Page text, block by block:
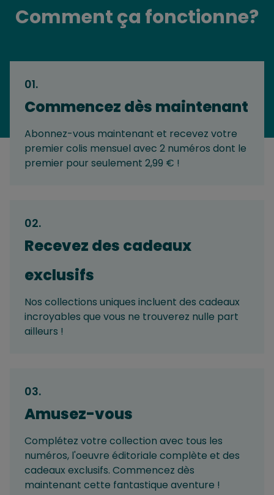
Comment ça fonctionne?
01.
Commencez dès maintenant
Abonnez-vous maintenant et recevez votre
premier colis mensuel avec 2 numéros dont le
premier pour seulement 2,99 € !
02.
Recevez des cadeaux
exclusifs
Nos collections uniques incluent des cadeaux
incroyables que vous ne trouverez nulle part
ailleurs !
03.
Amusez-vous
Complétez votre collection avec tous les
numéros, l'oeuvre éditoriale complète et des
cadeaux exclusifs. Commencez dès
maintenant cette fantastique aventure !